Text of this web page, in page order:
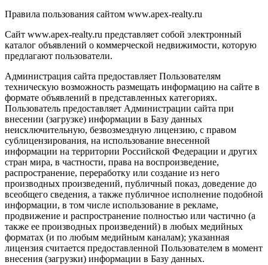
Правила пользования сайтом www.apex-realty.ru
Сайт www.apex-realty.ru представляет собой электронный
каталог объявлений о коммерческой недвижимости, которую
предлагают пользователи.
Администрация сайта предоставляет Пользователям
техническую возможность размещать информацию на сайте в
формате объявлений в представленных категориях.
Пользователь предоставляет Администрации сайта при
внесении (загрузке) информации в Базу данных
неисключительную, безвозмездную лицензию, с правом
сублицензирования, на использование внесенной
информации на территории Российской Федерации и других
стран мира, в частности, права на воспроизведение,
распространение, переработку или создание из него
производных произведений, публичный показ, доведение до
всеобщего сведения, а также публичное исполнение подобной
информации, в том числе использование в рекламе,
продвижение и распространение полностью или частично (а
также ее производных произведений) в любых медийных
форматах (и по любым медийным каналам); указанная
лицензия считается предоставленной Пользователем в момент
внесения (загрузки) информации в Базу данных.